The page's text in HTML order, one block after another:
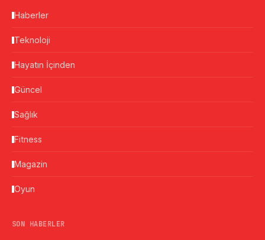
Haberler
Teknoloji
Hayatın İçinden
Güncel
Sağlık
Fitness
Magazin
Oyun
SON HABERLER